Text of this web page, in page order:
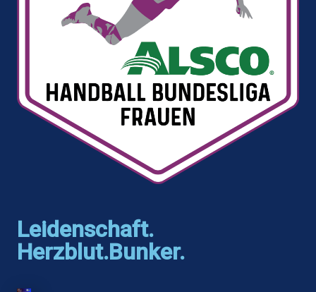
Leidenschaft.
Herzblut.Bunker.